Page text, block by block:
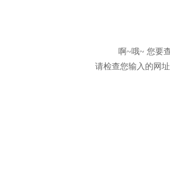
啊~哦~ 您要
请检查您输入的网